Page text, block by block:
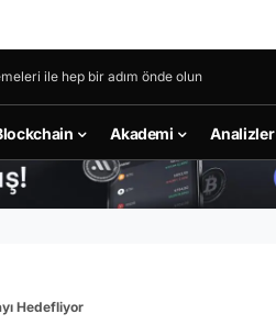
ile hep bir adım önde olun
Akademi Analizler
Hedefliyor